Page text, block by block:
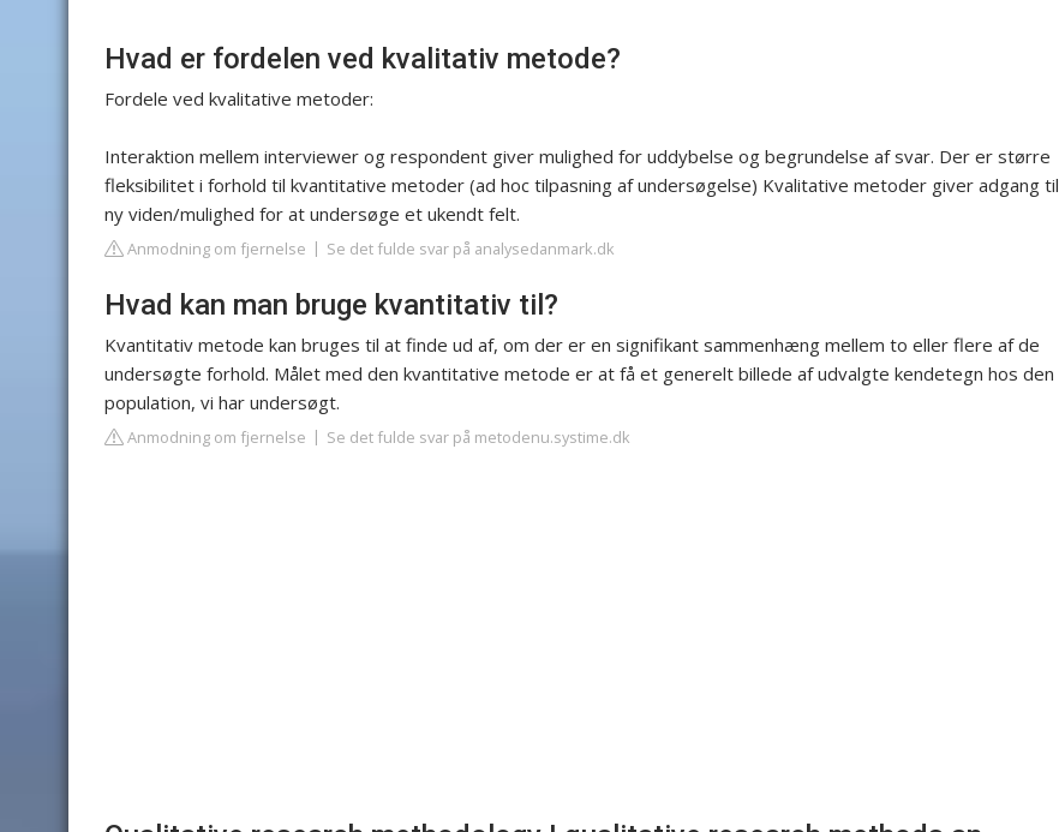
Hvad er fordelen ved kvalitativ metode?
Fordele ved kvalitative metoder:
Interaktion mellem interviewer og respondent giver mulighed for uddybelse og begrundelse af svar. Der er større
fleksibilitet i forhold til kvantitative metoder (ad hoc tilpasning af undersøgelse) Kvalitative metoder giver adgang til
ny viden/mulighed for at undersøge et ukendt felt.
Anmodning om fjernelse Se det fulde svar på analysedanmark.dk
Hvad kan man bruge kvantitativ til?
Kvantitativ metode kan bruges til at finde ud af, om der er en signifikant sammenhæng mellem to eller flere af de
undersøgte forhold. Målet med den kvantitative metode er at få et generelt billede af udvalgte kendetegn hos den
population, vi har undersøgt.
Anmodning om fjernelse Se det fulde svar på metodenu.systime.dk